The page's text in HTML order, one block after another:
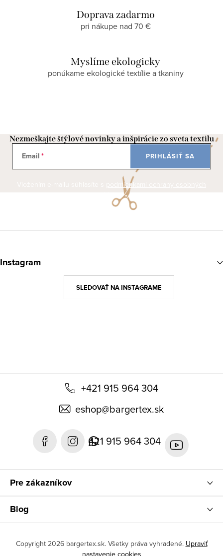
Doprava zadarmo
pri nákupe nad 70 €
Myslíme ekologicky
ponúkame ekologické textílie a tkaniny
Nezmeškajte štýlové novinky a inšpirácie zo sveta textilu
Email
podmienkami ochrany osobných
údajov
PRIHLÁSIŤ SA
á
+421 915 964 304
eshop@bargertex.sk
421 915 964 304
Instagram
SLEDOVAŤ NA INSTAGRAME
Pre zákazníkov
Blog
Copyright 2026 bargertex.sk. Všetky práva vyhradené. Upraviť